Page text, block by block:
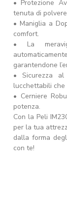
• Protezione
tenuta di polvere
• Maniglia a
comfort.
• La
garantendone
• Sicurezza
lucchettabili
• Cerniere
potenza.
Con la Peli
per la tua
dalla forma
con te!